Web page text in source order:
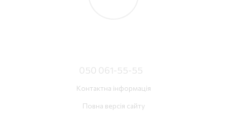
050 061-55-55
Контактна інформація
Повна версія сайту